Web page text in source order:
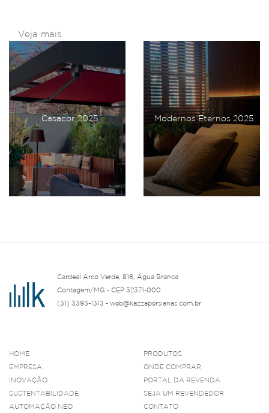
Veja mais
Casacor 2025 Modernos Eternos 2025
Cardeal Arco Verde, 816, Água Branca
Contagem/MG - CEP 32371-000
(31) 3393-1313 - web@kazzapersianas.com.br
HOME
EMPRESA
INOVAÇÃO
SUSTENTABILIDADE
AUTOMAÇÃO NEO
PRODUTOS
ONDE COMPRAR
PORTAL DA REVENDA
SEJA UM REVENDEDOR
CONTATO